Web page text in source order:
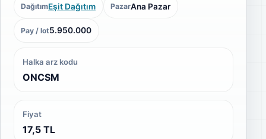
DağıtımEşit Dağıtım PazarAna Pazar
Pay / lot5.950.000
Halka arz kodu
ONCSM
Fiyat
17,5 TL